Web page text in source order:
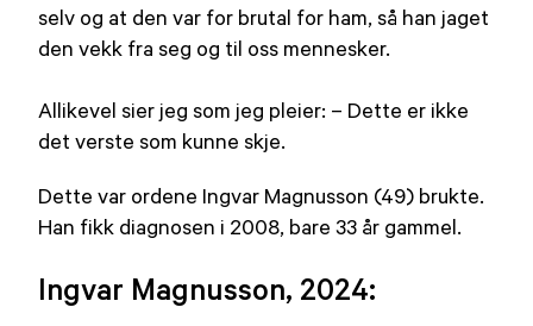
selv og at den var for brutal for ham, så han jaget
den vekk fra seg og til oss mennesker.
Allikevel sier jeg som jeg pleier: – Dette er ikke
det verste som kunne skje.
Dette var ordene Ingvar Magnusson (49) brukte.
Han fikk diagnosen i 2008, bare 33 år gammel.
Ingvar Magnusson, 2024: